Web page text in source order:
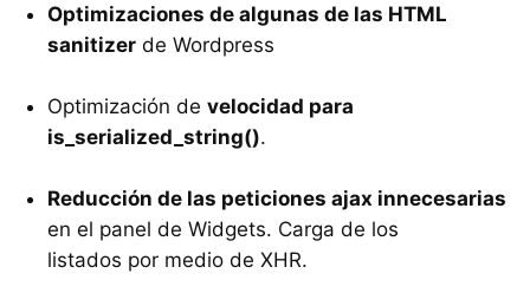
Optimizaciones de algunas de las HTML
sanitizer de Wordpress
Optimización de velocidad para
is_serialized_string().
Reducción de las peticiones ajax innecesarias
en el panel de Widgets. Carga de los
listados por medio de XHR.